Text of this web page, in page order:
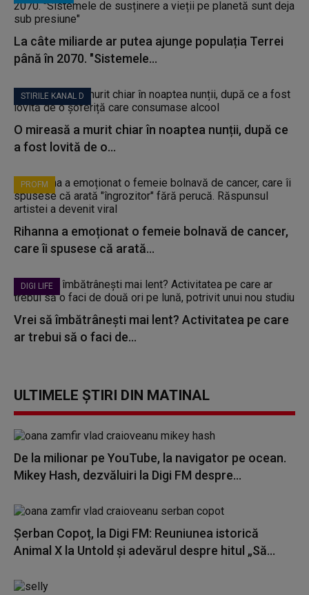
La câte miliarde ar putea ajunge populația Terrei
până în 2070. "Sistemele...
STIRILE KANAL D
O mireasă a murit chiar în noaptea nunții, după ce
a fost lovită de o...
PROFM
Rihanna a emoționat o femeie bolnavă de cancer,
care îi spusese că arată...
DIGI LIFE
Vrei să îmbătrânești mai lent? Activitatea pe care
ar trebui să o faci de...
ULTIMELE ȘTIRI DIN MATINAL
De la milionar pe YouTube, la navigator pe ocean.
Mikey Hash, dezvăluiri la Digi FM despre...
Șerban Copoț, la Digi FM: Reuniunea istorică
Animal X la Untold și adevărul despre hitul „Să...